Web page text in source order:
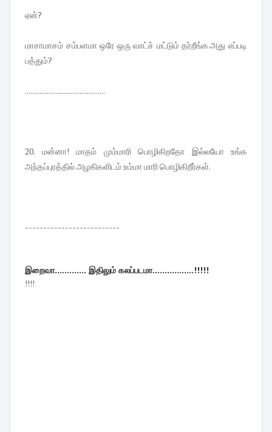
ஏன்?
மாசாமாசம் சம்பளமா ஒரே ஒரு வாட்ச் மட்டும் தர்றீங்க.அது எப்படி
பத்தும்?
............................................
20. மன்னா! மாதம் மும்மாரி பொழிகிறதோ இல்லயோ உங்க
அந்தப்புரத்தில் அழகிகளிடம் உம்மா மாரி பொழிகிறீர்கள்.
--------------------------
இறைவா............. இதிலும் கலப்படமா.................!!!!!
!!!!